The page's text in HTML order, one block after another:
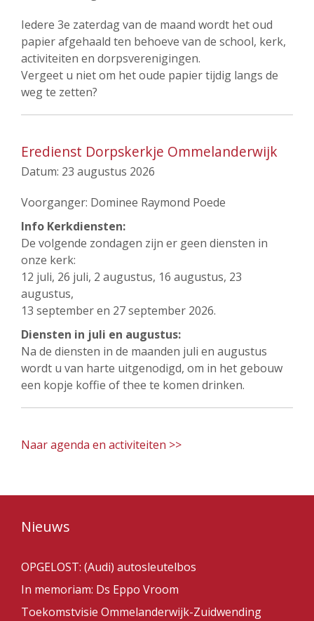
Iedere 3e zaterdag van de maand wordt het oud
papier afgehaald ten behoeve van de school, kerk,
activiteiten en dorpsverenigingen.
Vergeet u niet om het oude papier tijdig langs de
weg te zetten?
Eredienst Dorpskerkje Ommelanderwijk
Datum: 23 augustus 2026
Voorganger: Dominee Raymond Poede
Info Kerkdiensten:
De volgende zondagen zijn er geen diensten in
onze kerk:
12 juli, 26 juli, 2 augustus, 16 augustus, 23
augustus,
13 september en 27 september 2026.
Diensten in juli en augustus:
Na de diensten in de maanden juli en augustus
wordt u van harte uitgenodigd, om in het gebouw
een kopje koffie of thee te komen drinken.
Naar agenda en activiteiten >>
Nieuws
OPGELOST: (Audi) autosleutelbos
In memoriam: Ds Eppo Vroom
Toekomstvisie Ommelanderwijk-Zuidwending